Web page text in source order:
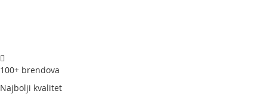
100+ brendova
Najbolji kvalitet